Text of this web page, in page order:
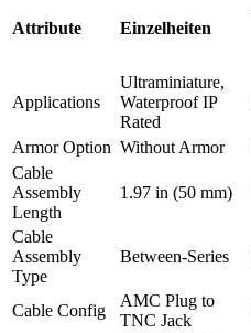
Attribute Einzelheiten
Applications
Ultraminiature,
Waterproof IP
Rated
Armor Option Without Armor
Cable
Assembly
Length
1.97 in (50 mm)
Cable
Assembly
Type
Between-Series
Cable Config
AMC Plug to
TNC Jack